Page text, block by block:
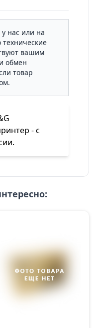
нас или на
технические
вашим
обмен
товар
- с